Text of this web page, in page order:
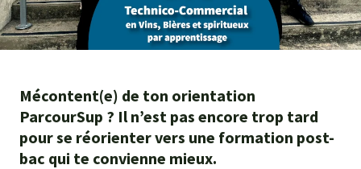
Mécontent(e) de ton orientation
ParcourSup ? Il n’est pas encore trop tard
pour se réorienter vers une formation post-
bac qui te convienne mieux.